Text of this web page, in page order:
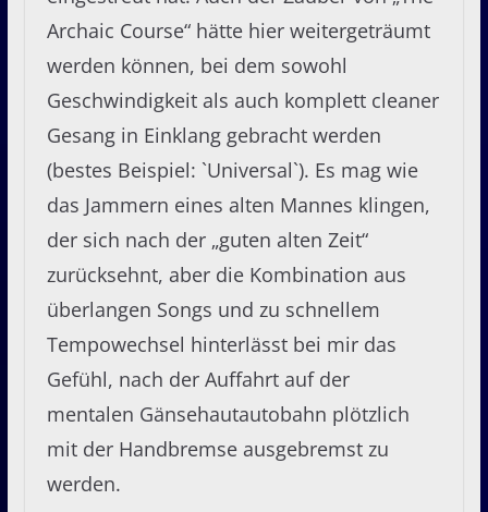
Archaic Course“ hätte hier weitergeträumt
werden können, bei dem sowohl
Geschwindigkeit als auch komplett cleaner
Gesang in Einklang gebracht werden
(bestes Beispiel: `Universal`). Es mag wie
das Jammern eines alten Mannes klingen,
der sich nach der „guten alten Zeit“
zurücksehnt, aber die Kombination aus
überlangen Songs und zu schnellem
Tempowechsel hinterlässt bei mir das
Gefühl, nach der Auffahrt auf der
mentalen Gänsehautautobahn plötzlich
mit der Handbremse ausgebremst zu
werden.